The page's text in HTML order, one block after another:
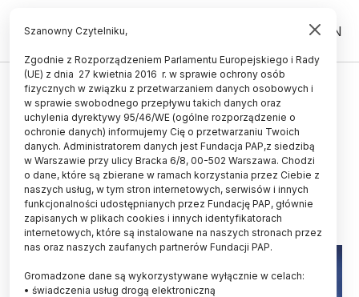
PL EN
ZDROWIE
Eksperci: terapie komórkowe
zwiększają nadzieje, że szpiczak
będzie możliwy do wyleczenia
22.04.2026
aktualizacja: 28.04.2026
4 minuty czytania
Szanowny Czytelniku,
Zgodnie z Rozporządzeniem Parlamentu Europejskiego i Rady
(UE) z dnia 27 kwietnia 2016 r. w sprawie ochrony osób
fizycznych w związku z przetwarzaniem danych osobowych i
w sprawie swobodnego przepływu takich danych oraz
uchylenia dyrektywy 95/46/WE (ogólne rozporządzenie o
ochronie danych) informujemy Cię o przetwarzaniu Twoich
danych. Administratorem danych jest Fundacja PAP,z siedzibą
w Warszawie przy ulicy Bracka 6/8, 00-502 Warszawa. Chodzi
o dane, które są zbierane w ramach korzystania przez Ciebie z
naszych usług, w tym stron internetowych, serwisów i innych
funkcjonalności udostępnianych przez Fundację PAP, głównie
zapisanych w plikach cookies i innych identyfikatorach
internetowych, które są instalowane na naszych stronach przez
nas oraz naszych zaufanych partnerów Fundacji PAP.
Gromadzone dane są wykorzystywane wyłącznie w celach:
• świadczenia usług drogą elektroniczną